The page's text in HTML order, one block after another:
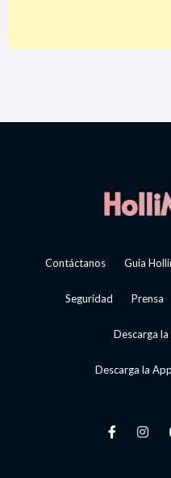
Contáctanos Guía
Seguridad Prensa
Descarga
Descarga la